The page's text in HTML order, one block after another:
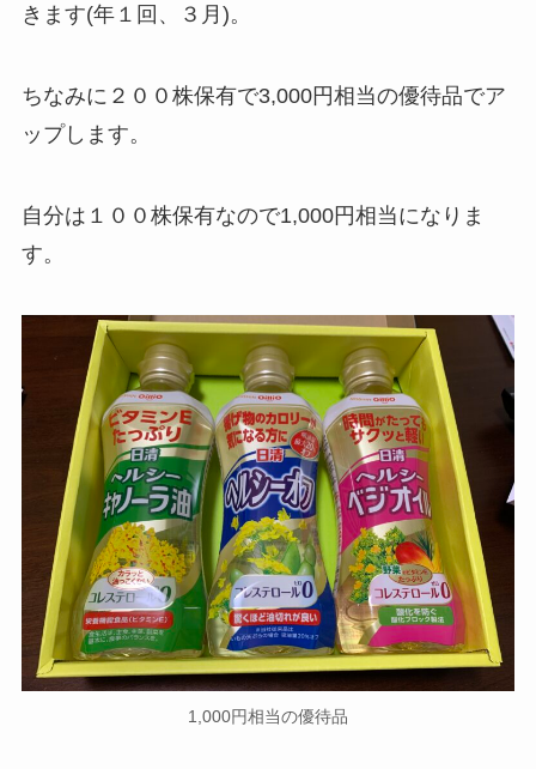
きます(年１回、３月)。
ちなみに２００株保有で3,000円相当の優待品でア
ップします。
自分は１００株保有なので1,000円相当になりま
す。
1,000円相当の優待品